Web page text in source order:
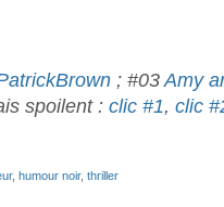
; #03Amy
spoilent : clic #1, clic
, humour noir, thriller